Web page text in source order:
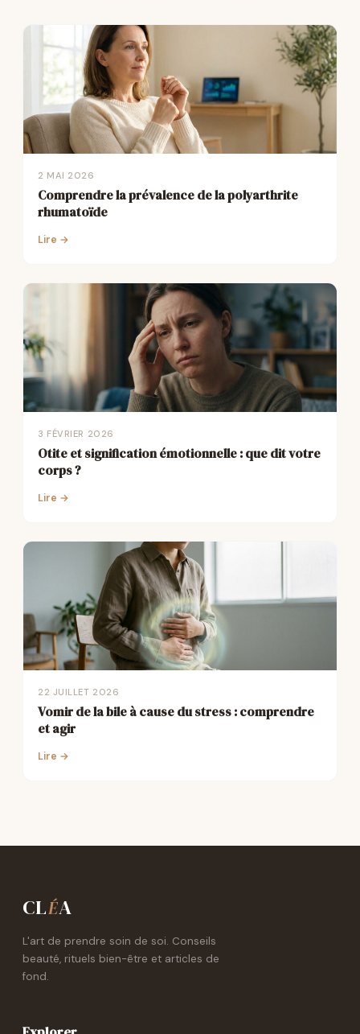
2 MAI 2026
Comprendre la prévalence de la polyarthrite
rhumatoïde
Lire →
3 FÉVRIER 2026
Otite et signification émotionnelle : que dit votre
corps ?
Lire →
22 JUILLET 2026
Vomir de la bile à cause du stress : comprendre
et agir
Lire →
CLÉA
L'art de prendre soin de soi. Conseils
beauté, rituels bien-être et articles de
fond.